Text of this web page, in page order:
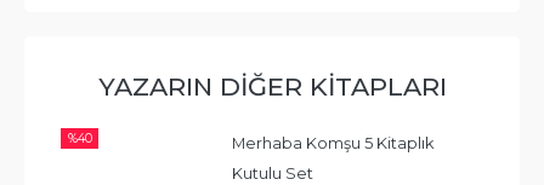
YAZARIN DIĞER KITAPLARI
%40
Merhaba Komşu 5 Kitaplık
Kutulu Set